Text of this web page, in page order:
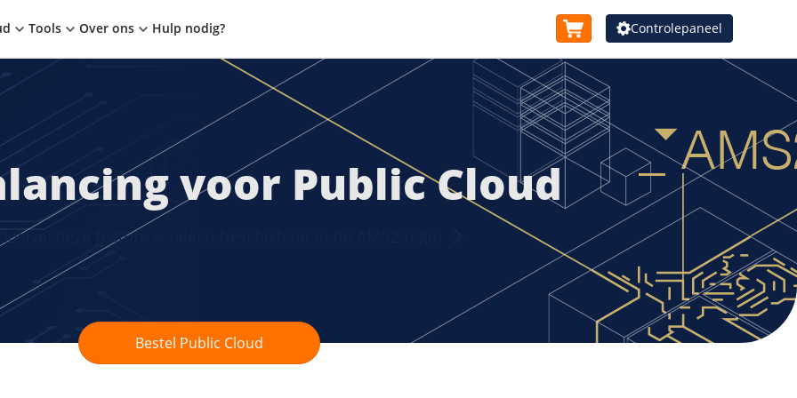
Tools Over ons Hulp nodig?
Controlepaneel
voor Public Cloud
deze feature is alleen beschikbaar in de AMS2-regio
Bestel Public Cloud